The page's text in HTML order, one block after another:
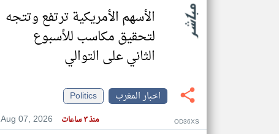
الأسهم الأمريكية ترتفع وتتجه
لتحقيق مكاسب للأسبوع
الثاني على التوالي
اخبار المغرب
Politics
Aug 07, 2026
منذ ٣ ساعات OD36XS